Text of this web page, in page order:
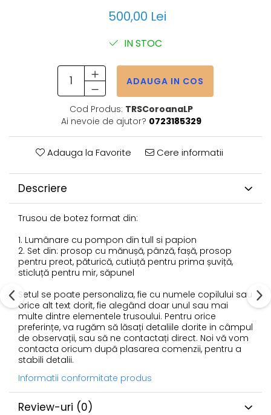
500,00 Lei
IN STOC
ADAUGA IN COS
Cod Produs: TRSCoroanaLP
Ai nevoie de ajutor? 0723185329
Adauga la Favorite Cere informatii
Descriere
Trusou de botez format din:
1. Lumânare cu pompon din tull si papion
2. Set din: prosop cu mănușă, pânză, fașă, prosop
pentru preot, păturică, cutiuță pentru prima șuviță,
sticluță pentru mir, săpunel
Setul se poate personaliza, fie cu numele copilului sau
orice alt text dorit, fie alegând doar unul sau mai
multe dintre elementele trusoului. Pentru orice
preferințe, va rugăm să lăsați detaliile dorite in câmpul
de observații, sau să ne contactați direct. Noi vă vom
contacta oricum după plasarea comenzii, pentru a
stabili detalii.
Informatii conformitate produs
Review-uri (0)